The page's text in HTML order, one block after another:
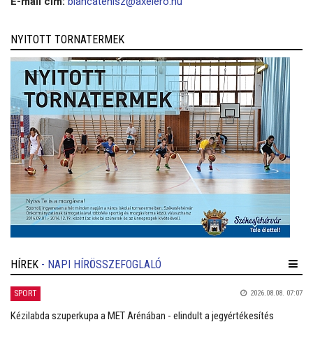
NYITOTT TORNATERMEK
HÍREK - NAPI HÍRÖSSZEFOGLALÓ
SPORT 2026.08.08. 07:07
Kézilabda szuperkupa a MET Arénában - elindult a jegyértékesítés